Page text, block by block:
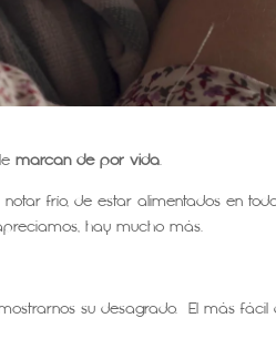
lemarcan de por vida.
frío, de estar alimentados en
hay mucho más.
su desagrado. El más fácil